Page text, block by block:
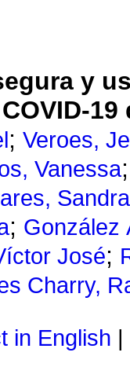
y
; Veroes,
Vanessa
Sandra
; González
José;
Charry,
in English